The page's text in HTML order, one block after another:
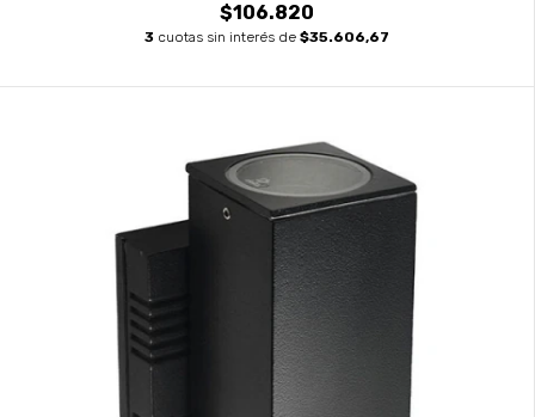
$106.820
3 cuotas sin interés de $35.606,67